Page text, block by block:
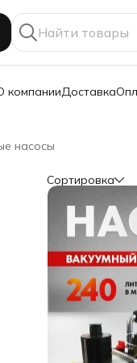
компанииДоставка
насосы
Сортировка